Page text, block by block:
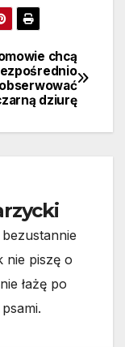
chcą
dziurę
nie piszę o
łażę po